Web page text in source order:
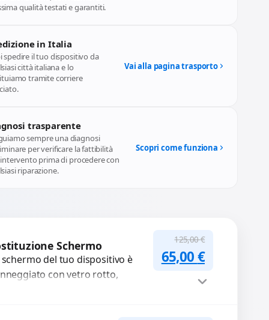
qualità testati e garantiti.
in Italia
spedire il tuo dispositivo da
città italiana e lo
tramite corriere
Vai alla pagina trasporto
trasparente
sempre una diagnosi
per verificare la fattibilità
prima di procedere con
riparazione.
Scopri come funziona
Schermo
schermo del tuo dispositivo è
con vetro rotto,
125,00€
Il prezzo
65,00€Il prezzo